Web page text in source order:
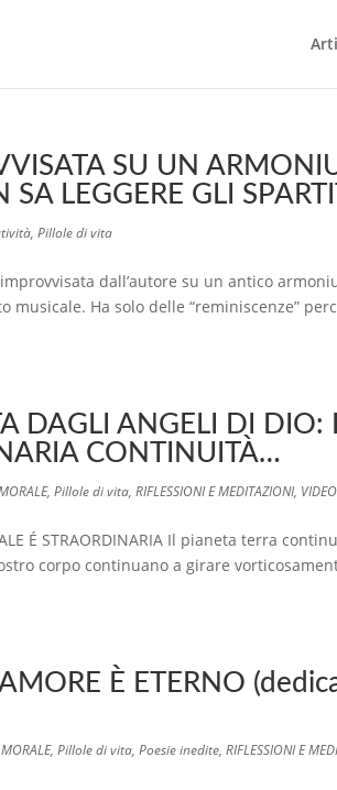
SU UN
SA LEGGERE GLI
, Pillole di vita
dall’autore su un antico
Ha solo delle “reminiscenze”
DAGLI ANGELI DI DIO:
CONTINUITÀ…
, Pillole di vita, RIFLESSIONI E MEDITAZIONI,
É STRAORDINARIA Il pianeta terra
corpo continuano a girare
È ETERNO
, Pillole di vita, Poesie inedite, RIFLESSIONI E